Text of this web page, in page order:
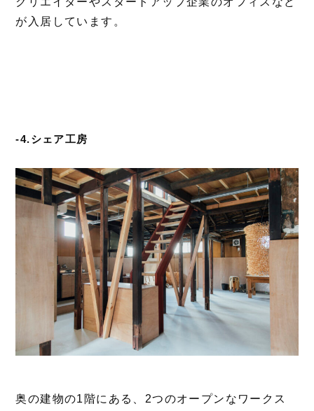
が入居しています。
-4.シェア工房
奥の建物の1階にある、2つのオープンなワークス